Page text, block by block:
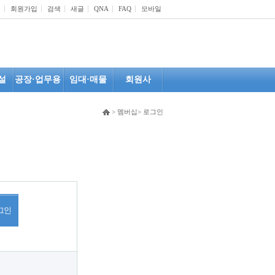
회원가입 검색 새글 QNA FAQ 모바일
공장·업무용 임대·매물 회원사
> 멤버십> 로그인